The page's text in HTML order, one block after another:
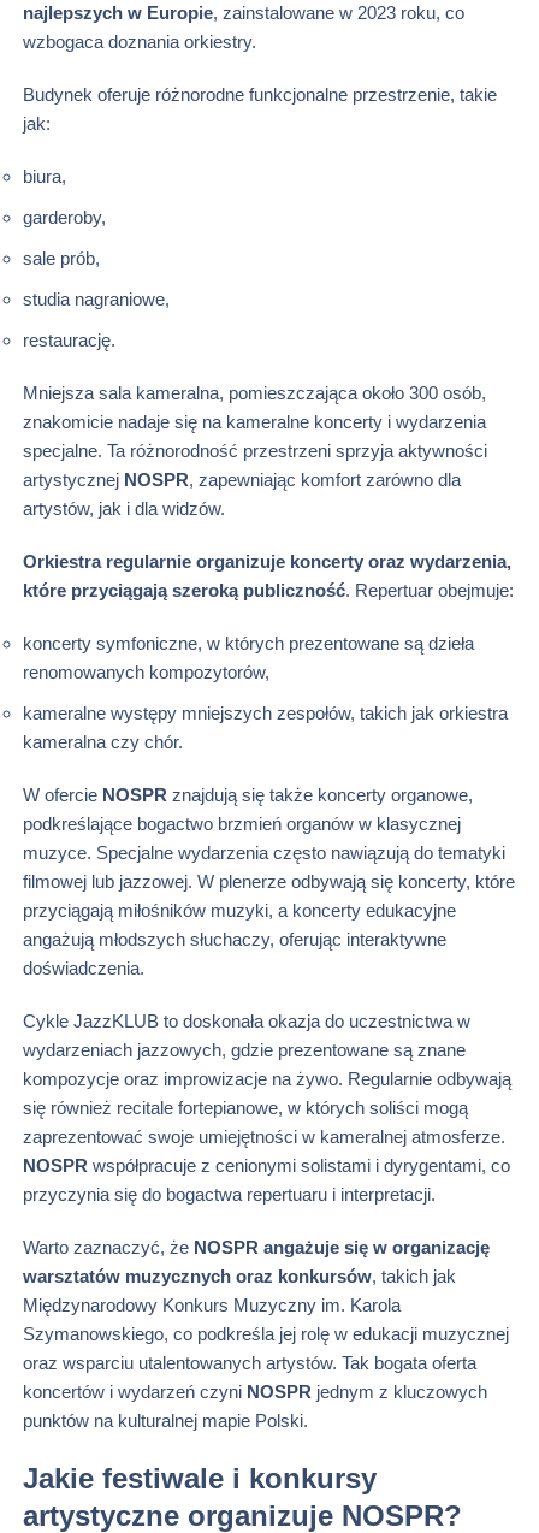
najlepszych w Europie, zainstalowane w 2023 roku, co
wzbogaca doznania orkiestry.
Budynek oferuje różnorodne funkcjonalne przestrzenie, takie
jak:
biura,
garderoby,
sale prób,
studia nagraniowe,
restaurację.
Mniejsza sala kameralna, pomieszczająca około 300 osób,
znakomicie nadaje się na kameralne koncerty i wydarzenia
specjalne. Ta różnorodność przestrzeni sprzyja aktywności
artystycznej NOSPR, zapewniając komfort zarówno dla
artystów, jak i dla widzów.
Orkiestra regularnie organizuje koncerty oraz wydarzenia,
które przyciągają szeroką publiczność. Repertuar obejmuje:
koncerty symfoniczne, w których prezentowane są dzieła
renomowanych kompozytorów,
kameralne występy mniejszych zespołów, takich jak orkiestra
kameralna czy chór.
W ofercie NOSPR znajdują się także koncerty organowe,
podkreślające bogactwo brzmień organów w klasycznej
muzyce. Specjalne wydarzenia często nawiązują do tematyki
filmowej lub jazzowej. W plenerze odbywają się koncerty, które
przyciągają miłośników muzyki, a koncerty edukacyjne
angażują młodszych słuchaczy, oferując interaktywne
doświadczenia.
Cykle JazzKLUB to doskonała okazja do uczestnictwa w
wydarzeniach jazzowych, gdzie prezentowane są znane
kompozycje oraz improwizacje na żywo. Regularnie odbywają
się również recitale fortepianowe, w których soliści mogą
zaprezentować swoje umiejętności w kameralnej atmosferze.
NOSPR współpracuje z cenionymi solistami i dyrygentami, co
przyczynia się do bogactwa repertuaru i interpretacji.
Warto zaznaczyć, że NOSPR angażuje się w organizację
warsztatów muzycznych oraz konkursów, takich jak
Międzynarodowy Konkurs Muzyczny im. Karola
Szymanowskiego, co podkreśla jej rolę w edukacji muzycznej
oraz wsparciu utalentowanych artystów. Tak bogata oferta
koncertów i wydarzeń czyni NOSPR jednym z kluczowych
punktów na kulturalnej mapie Polski.
Jakie festiwale i konkursy
artystyczne organizuje NOSPR?